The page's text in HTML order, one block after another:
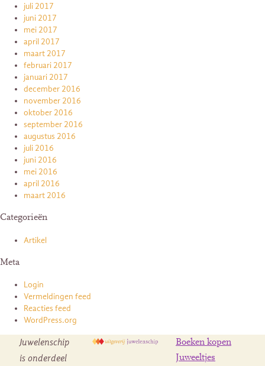
juli 2017
juni 2017
mei 2017
april 2017
maart 2017
februari 2017
januari 2017
december 2016
november 2016
oktober 2016
september 2016
augustus 2016
juli 2016
juni 2016
mei 2016
april 2016
maart 2016
Categorieën
Artikel
Meta
Login
Vermeldingen feed
Reacties feed
WordPress.org
Juwelenschip
is onderdeel
Boeken kopen
Juweeltjes